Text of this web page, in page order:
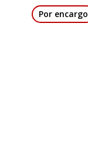
Por encargo